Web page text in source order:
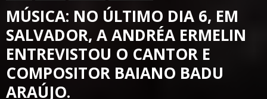
MÚSICA: NO ÚLTIMO DIA 6, EM
SALVADOR, A ANDRÉA ERMELIN
ENTREVISTOU O CANTOR E
COMPOSITOR BAIANO BADU
ARAÚJO.